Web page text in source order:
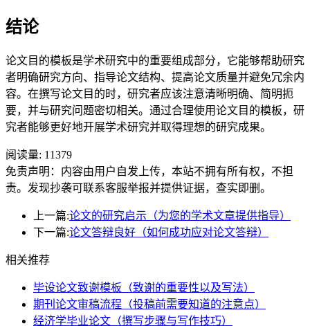
结论
论文目的模板是学术研究中的重要组成部分，它能够帮助研究
者明确研究方向、指导论文结构、提高论文质量并避免冗余内
容。在撰写论文目的时，研究者应该注意清晰明确、简明扼
要，并与研究问题密切相关。通过合理使用论文目的模板，研
究者能够更好地开展学术研究并取得理想的研究成果。
阅读量: 11379
免责声明：内容由用户自发上传，本站不拥有所有权，不担
责。发现抄袭可联系客服举报并提供证据，查实即删。
上一篇:论文的研究启示（为您的学术文章提供指导）
下一篇:论文答辩良好（如何成功应对论文答辩）
相关推荐
毕设论文致谢模板（致谢的重要性以及写法）
期刊论文审稿流程（投稿前需要知道的注意点）
经济学毕业论文（撰写步骤与写作技巧）